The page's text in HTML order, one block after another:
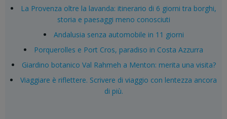
La Provenza oltre la lavanda: itinerario di 6 giorni tra borghi,
storia e paesaggi meno conosciuti
Andalusia senza automobile in 11 giorni
Porquerolles e Port Cros, paradiso in Costa Azzurra
Giardino botanico Val Rahmeh a Menton: merita una visita?
Viaggiare è riflettere. Scrivere di viaggio con lentezza ancora
di più.